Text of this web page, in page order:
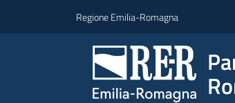
Regione Emilia-Romagna